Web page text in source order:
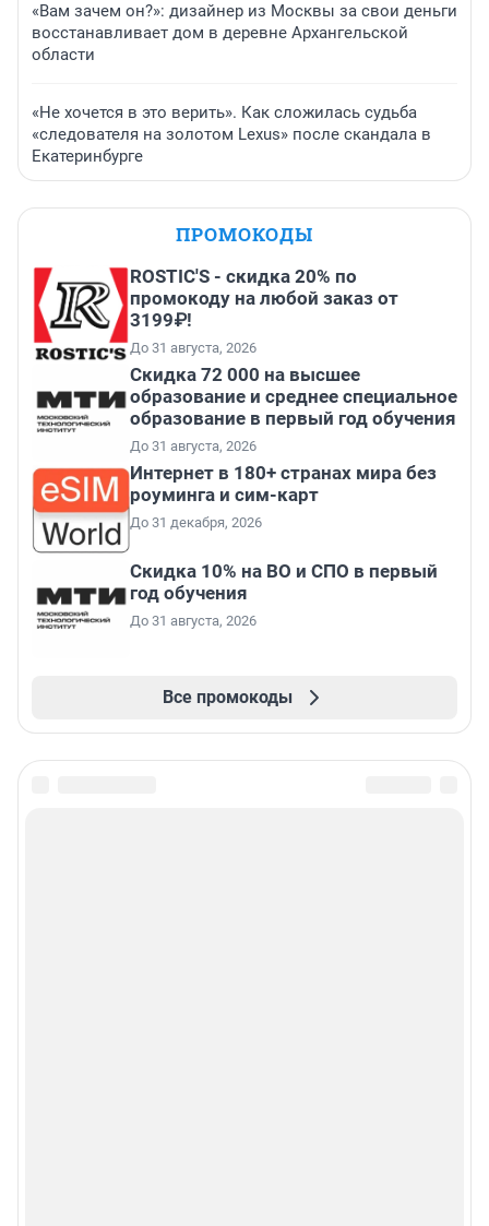
«Вам зачем он?»: дизайнер из Москвы за свои деньги
восстанавливает дом в деревне Архангельской
области
«Не хочется в это верить». Как сложилась судьба
«следователя на золотом Lexus» после скандала в
Екатеринбурге
ПРОМОКОДЫ
ROSTIC'S - скидка 20% по
промокоду на любой заказ от
3199₽!
До 31 августа, 2026
Скидка 72 000 на высшее
образование и среднее специальное
образование в первый год обучения
До 31 августа, 2026
Интернет в 180+ странах мира без
роуминга и сим-карт
До 31 декабря, 2026
Скидка 10% на ВО и СПО в первый
год обучения
До 31 августа, 2026
Все промокоды